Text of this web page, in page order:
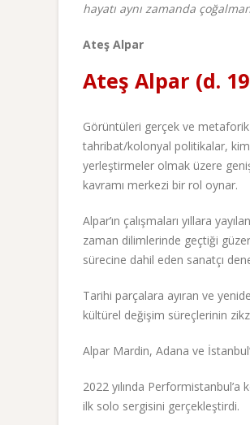
hayatı aynı zamanda
Ateş Alpar
Ateş Alpar (d.
Görüntüleri gerçek ve metaforik
tahribat/kolonyal politikalar,
yerleştirmeler olmak üzere
kavramı merkezi bir rol oynar.
Alpar’ın çalışmaları yıllara
zaman dilimlerinde geçtiği
sürecine dahil eden sanatçı
Tarihi parçalara ayıran ve
kültürel değişim süreçlerinin
Alpar Mardin, Adana ve
2022 yılında
ilk solo sergisini gerçekleştirdi.